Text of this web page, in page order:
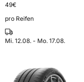
49€
pro Reifen
Mi. 12.08. - Mo. 17.08.